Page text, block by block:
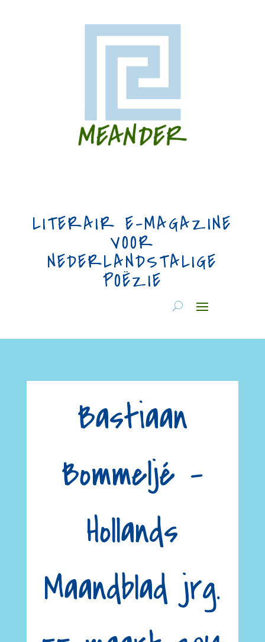
LITERAIR E-MAGAZINE
VOOR
NEDERLANDSTALIGE
POËZIE
Bastiaan
Bommeljé –
Hollands
Maandblad jrg.